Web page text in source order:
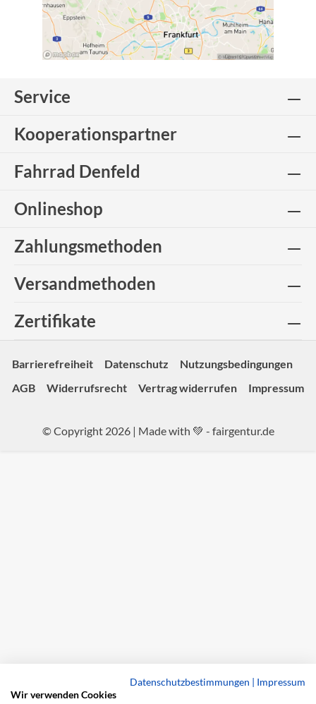
Service
Kooperationspartner
Fahrrad Denfeld
Onlineshop
Zahlungsmethoden
Versandmethoden
Zertifikate
Barrierefreiheit Datenschutz
Nutzungsbedingungen
AGB
Widerrufsrecht Vertrag widerrufen Impressum
© Copyright 2026 | Made with 💚 - fairgentur.de
Datenschutzbestimmungen | Impressum
Wir verwenden Cookies